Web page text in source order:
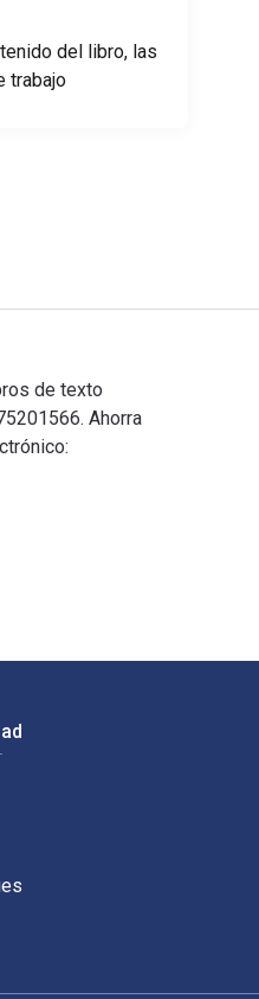
del libro, las
trabajo
de texto
Ahorra